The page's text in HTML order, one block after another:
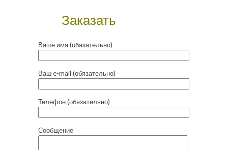
Заказать
Ваше имя (обязательно)
Ваш e-mail (обязательно)
Телефон (обязательно)
Сообщение